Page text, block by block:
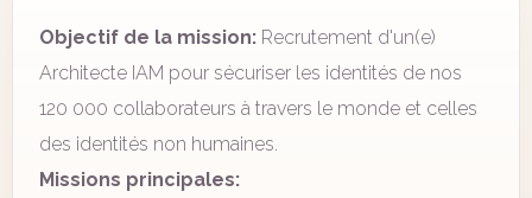
Objectif de la mission: Recrutement d'un(e)
Architecte IAM pour sécuriser les identités de nos
120 000 collaborateurs à travers le monde et celles
des identités non humaines.
Missions principales: